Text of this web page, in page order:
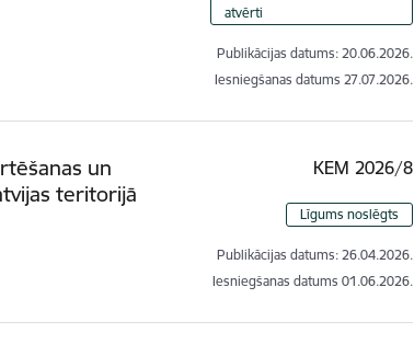
atvērti
Publikācijas datums: 20.06.2026.
Iesniegšanas datums 27.07.2026.
un
teritorijā
KEM 2026/8
Līgums noslēgts
Publikācijas datums: 26.04.2026.
Iesniegšanas datums 01.06.2026.